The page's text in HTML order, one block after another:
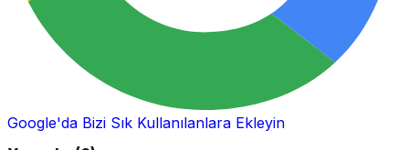
Google'da Bizi Sık Kullanılanlara Ekleyin